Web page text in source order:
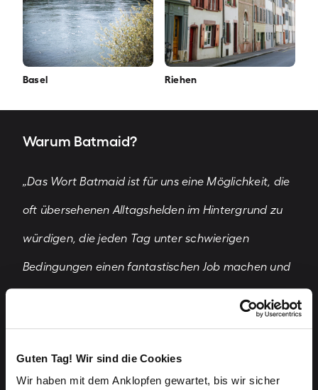
Guten Tag! Wir sind die Cookies
Wir haben mit dem Anklopfen gewartet, bis wir sicher
Basel Riehen
Warum Batmaid?
„Das Wort Batmaid ist für uns eine Möglichkeit, die
oft übersehenen Alltagshelden im Hintergrund zu
würdigen, die jeden Tag unter schwierigen
Bedingungen einen fantastischen Job machen und
etwas, das wir hervorheben wollen.”